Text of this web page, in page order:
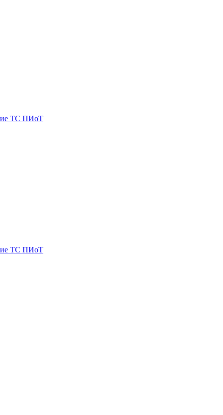
ТС ПИоТ
ТС ПИоТ